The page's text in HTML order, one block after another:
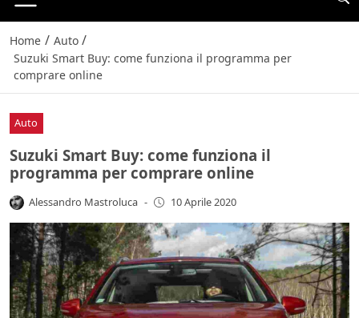
Home / Auto /
Suzuki Smart Buy: come funziona il programma per
comprare online
Auto
Suzuki Smart Buy: come funziona il
programma per comprare online
Alessandro Mastroluca - 10 Aprile 2020